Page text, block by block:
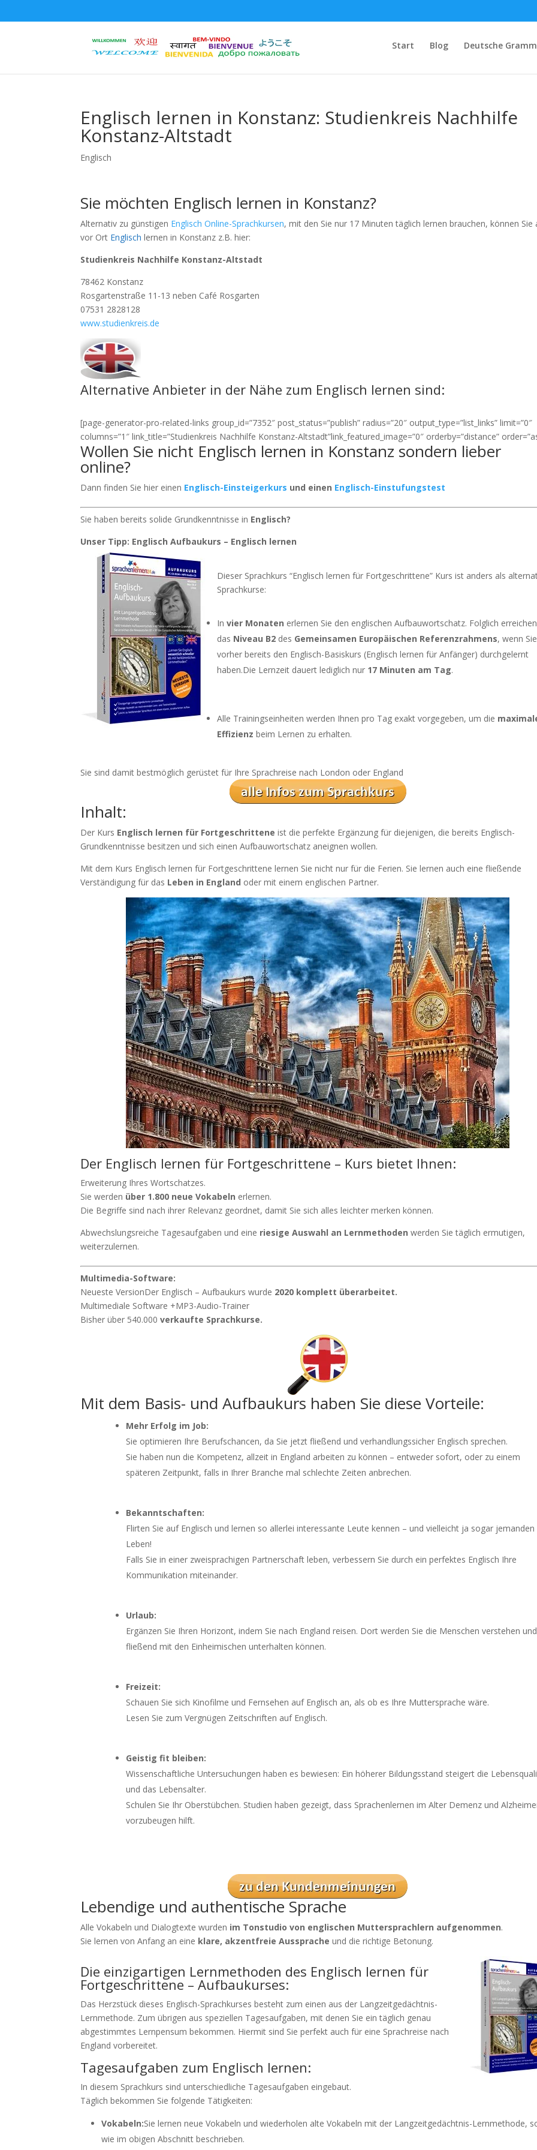
Start Blog Deutsche
Englisch lernen in Konstanz: Studienkreis Nachhilfe
Konstanz-Altstadt
Englisch
Sie möchten Englisch lernen in Konstanz?
Alternativ zu günstigen Englisch Online-Sprachkursen, mit den Sie nur 17 Minuten täglich lernen brauchen, können Sie
vor Ort Englisch lernen in Konstanz z.B. hier:
Studienkreis Nachhilfe Konstanz-Altstadt
78462 Konstanz
Rosgartenstraße 11-13 neben Café Rosgarten
07531 2828128
www.studienkreis.de
Alternative Anbieter in der Nähe zum Englisch lernen sind:
[page-generator-pro-related-links group_id=”7352″ post_status=”publish” radius=”20″ output_type=”list_links” limit=”0″
columns=”1″ link_title=”Studienkreis Nachhilfe Konstanz-Altstadt”link_featured_image=”0″ orderby=”distance”
Wollen Sie nicht Englisch lernen in Konstanz sondern lieber
online?
Dann finden Sie hier einen Englisch-Einsteigerkurs und einen Englisch-Einstufungstest
Sie haben bereits solide Grundkenntnisse in Englisch?
Unser Tipp: Englisch Aufbaukurs – Englisch lernen
Dieser Sprachkurs “Englisch lernen für Fortgeschrittene” Kurs ist anders als
Sprachkurse:
Invier Monaten erlernen Sie den englischen Aufbauwortschatz. Folglich
das Niveau B2 des Gemeinsamen Europäischen Referenzrahmens, wenn Sie
vorher bereits den Englisch-Basiskurs (Englisch lernen für Anfänger) durchgelernt
haben.Die Lernzeit dauert lediglich nur 17 Minuten am Tag.
Alle Trainingseinheiten werden Ihnen pro Tag exakt vorgegeben, um die
Effizienz beim Lernen zu erhalten.
Sie sind damit bestmöglich gerüstet für Ihre Sprachreise nach London oder England
Inhalt:
Der Kurs Englisch lernen für Fortgeschrittene ist die perfekte Ergänzung für diejenigen, die bereits Englisch-
Grundkenntnisse besitzen und sich einen Aufbauwortschatz aneignen wollen.
Mit dem Kurs Englisch lernen für Fortgeschrittene lernen Sie nicht nur für die Ferien. Sie lernen auch eine fließende
Verständigung für das Leben in England oder mit einem englischen Partner.
Der Englisch lernen für Fortgeschrittene – Kurs bietet Ihnen:
Erweiterung Ihres Wortschatzes.
Sie werden über 1.800 neue Vokabeln erlernen.
Die Begriffe sind nach ihrer Relevanz geordnet, damit Sie sich alles leichter merken können.
Abwechslungsreiche Tagesaufgaben und eine riesige Auswahl an Lernmethoden werden Sie täglich ermutigen,
weiterzulernen.
Multimedia-Software:
Neueste VersionDer Englisch – Aufbaukurs wurde 2020 komplett überarbeitet.
Multimediale Software +MP3-Audio-Trainer
Bisher über 540.000verkaufte Sprachkurse.
Mit dem Basis- und Aufbaukurs haben Sie diese Vorteile:
Mehr Erfolg im Job:
Sie optimieren Ihre Berufschancen, da Sie jetzt fließend und verhandlungssicher Englisch sprechen.
Sie haben nun die Kompetenz, allzeit in England arbeiten zu können – entweder sofort, oder zu einem
späteren Zeitpunkt, falls in Ihrer Branche mal schlechte Zeiten anbrechen.
Bekanntschaften:
Flirten Sie auf Englisch und lernen so allerlei interessante Leute kennen – und vielleicht ja sogar
Leben!
Falls Sie in einer zweisprachigen Partnerschaft leben, verbessern Sie durch ein perfektes Englisch Ihre
Kommunikation miteinander.
Urlaub:
Ergänzen Sie Ihren Horizont, indem Sie nach England reisen. Dort werden Sie die Menschen verstehen
fließend mit den Einheimischen unterhalten können.
Freizeit:
Schauen Sie sich Kinofilme und Fernsehen auf Englisch an, als ob es Ihre Muttersprache wäre.
Lesen Sie zum Vergnügen Zeitschriften auf Englisch.
Geistig fit bleiben:
Wissenschaftliche Untersuchungen haben es bewiesen: Ein höherer Bildungsstand steigert die
und das Lebensalter.
Schulen Sie Ihr Oberstübchen. Studien haben gezeigt, dass Sprachenlernen im Alter Demenz und
vorzubeugen hilft.
Lebendige und authentische Sprache
Alle Vokabeln und Dialogtexte wurden im Tonstudio von englischen Muttersprachlern aufgenommen.
Sie lernen von Anfang an eine klare, akzentfreie Aussprache und die richtige Betonung.
Die einzigartigen Lernmethoden des Englisch lernen für
Fortgeschrittene – Aufbaukurses:
Das Herzstück dieses Englisch-Sprachkurses besteht zum einen aus der Langzeitgedächtnis-
Lernmethode. Zum übrigen aus speziellen Tagesaufgaben, mit denen Sie ein täglich genau
abgestimmtes Lernpensum bekommen. Hiermit sind Sie perfekt auch für eine Sprachreise nach
England vorbereitet.
Tagesaufgaben zum Englisch lernen:
In diesem Sprachkurs sind unterschiedliche Tagesaufgaben eingebaut.
Täglich bekommen Sie folgende Tätigkeiten:
Vokabeln:Sie lernen neue Vokabeln und wiederholen alte Vokabeln mit der Langzeitgedächtnis-Lernmethode,
wie im obigen Abschnitt beschrieben.